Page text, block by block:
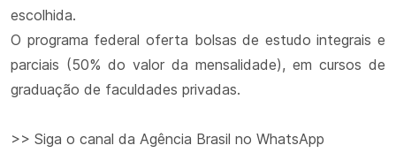
escolhida.
O programa federal oferta bolsas de estudo integrais e
parciais (50% do valor da mensalidade), em cursos de
graduação de faculdades privadas.
>> Siga o canal da Agência Brasil no WhatsApp